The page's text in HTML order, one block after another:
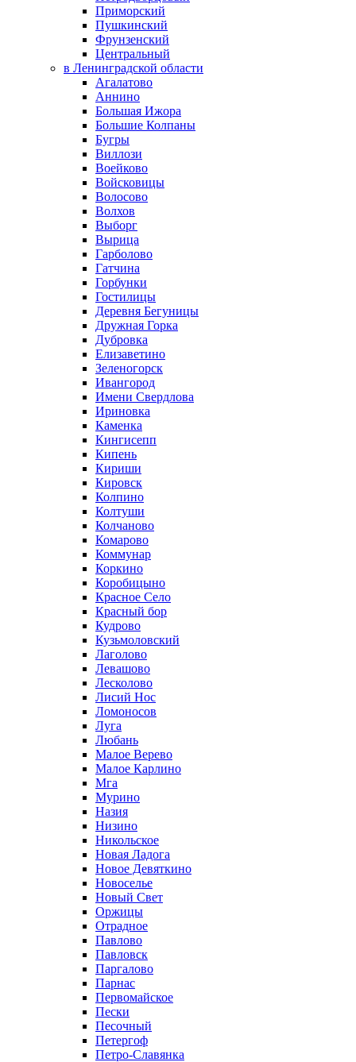
Приморский
Пушкинский
Фрунзенский
Центральный
в Ленинградской области
Агалатово
Аннино
Большая Ижора
Большие Колпаны
Бугры
Виллози
Воейково
Войсковицы
Волосово
Волхов
Выборг
Вырица
Гарболово
Гатчина
Горбунки
Гостилицы
Деревня Бегуницы
Дружная Горка
Дубровка
Елизаветино
Зеленогорск
Ивангород
Имени Свердлова
Ириновка
Каменка
Кингисепп
Кипень
Кириши
Кировск
Колпино
Колтуши
Колчаново
Комарово
Коммунар
Коркино
Коробицыно
Красное Село
Красный бор
Кудрово
Кузьмоловский
Лаголово
Левашово
Лесколово
Лисий Нос
Ломоносов
Луга
Любань
Малое Верево
Малое Карлино
Мга
Мурино
Назия
Низино
Никольское
Новая Ладога
Новое Девяткино
Новоселье
Новый Свет
Оржицы
Отрадное
Павлово
Павловск
Паргалово
Парнас
Первомайское
Пески
Песочный
Петергоф
Петро-Славянка